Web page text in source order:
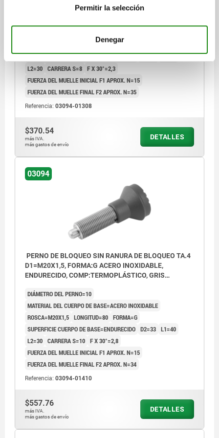
Permitir la selección
Denegar
ENDURECIDO, COMP:TERMOPLÁSTICO, GRIS
ANTRACITA RAL7021
LONGITUD=74
FORMA=G
SUPERFICIE CUERPO DE BASE=ENDURECIDO D2=33 L1=36
L2=30 CARRERA S=8 F X 30°=2,3
FUERZA DEL MUELLE INICIAL F1 APROX. N=15
FUERZA DEL MUELLE FINAL F2 APROX. N=35
Referencia: 03094-01308
$370.54
más IVA.
más gastos de envío
DETALLES
03094
PERNO DE BLOQUEO SIN RANURA DE BLOQUEO TA.4
D1=M20X1,5, FORMA:G ACERO INOXIDABLE,
ENDURECIDO, COMP:TERMOPLÁSTICO, GRIS
DIÁMETRO DEL PERNO=10
MATERIAL DEL CUERPO DE BASE=ACERO INOXIDABLE
ROSCA=M20X1,5 LONGITUD=80 FORMA=G
SUPERFICIE CUERPO DE BASE=ENDURECIDO D2=33 L1=40
L2=30 CARRERA S=10 F X 30°=2,8
FUERZA DEL MUELLE INICIAL F1 APROX. N=15
FUERZA DEL MUELLE FINAL F2 APROX. N=34
Referencia: 03094-01410
$557.76
más IVA.
más gastos de envío
DETALLES